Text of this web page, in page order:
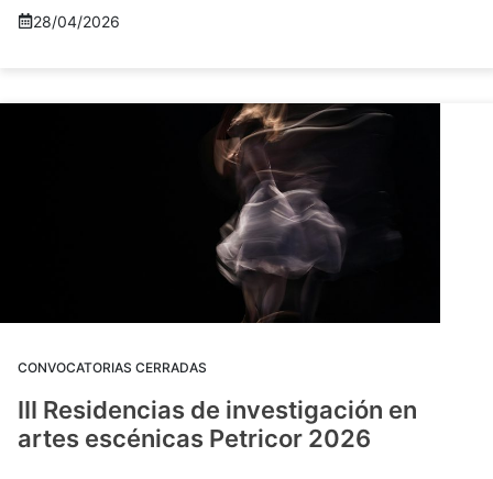
28/04/2026
CONVOCATORIAS CERRADAS
III Residencias de investigación en
artes escénicas Petricor 2026